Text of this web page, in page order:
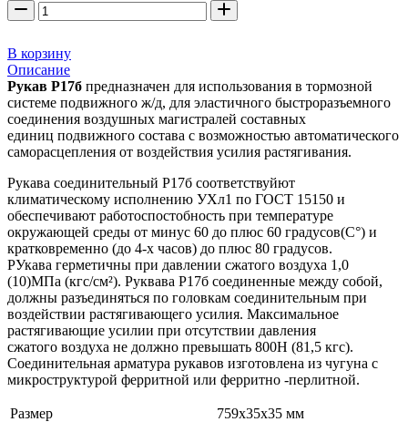
В корзину
Описание
Рукав Р17б предназначен для использования в тормозной
системе подвижного ж/д, для эластичного быстроразъемного
соединения воздушных магистралей составных
единиц подвижного состава с возможностью автоматического
саморасцепления от воздействия усилия растягивания.
Рукава соединительный Р17б соответствуйют
климатическому исполнению УХл1 по ГОСТ 15150 и
обеспечивают работоспостобность при температуре
окружающей среды от минус 60 до плюс 60 градусов(С°) и
кратковременно (до 4-х часов) до плюс 80 градусов.
РУкава герметичны при давлении сжатого воздуха 1,0
(10)МПа (кгс/см²). Руквава Р17б соединенные между собой,
должны разъединяться по головкам соединительным при
воздействии растягивающего усилия. Максимальное
растягивающие усилии при отсутствии давления
сжатого воздуха не должно превышать 800Н (81,5 кгс).
Соединительная арматура рукавов изготовлена из чугуна с
микроструктурой ферритной или ферритно -перлитной.
Размер
759x35x35 мм